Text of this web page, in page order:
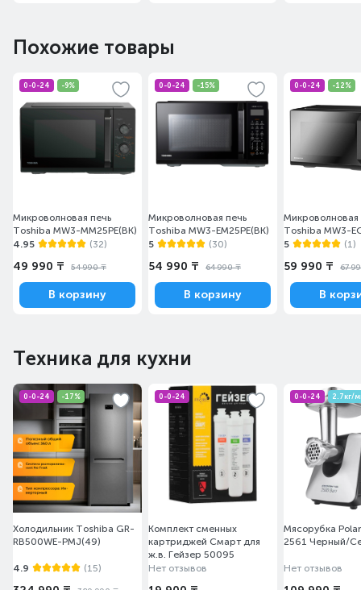
Похожие товары
0-0-24 -9%
Микроволновая печь
Toshiba MW3-MM25PE(BK)
4.95
(32)
49 990 ₸ 54 990 ₸
В корзину
0-0-24 -15%
Микроволновая печь
Toshiba MW3-EM25PE(BK)
5
(30)
54 990 ₸ 64 990 ₸
В корзину
0-0-24 -12%
Микроволновая
Toshiba MW3-
5
(1)
59 990 ₸ 67
В
Техника для кухни
0-0-24 -17%
Холодильник Toshiba GR-
RB500WE-PMJ(49)
4.9 (15)
0-0-24
Комплект сменных
картриджей Смарт для
ж.в. Гейзер 50095
Нет отзывов
0-0-24 2.7кг/
Мясорубка
2561 Черный/
Нет отзывов